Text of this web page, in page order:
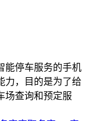
能停车服务的手机
力，目的是为了给
场查询和预定服